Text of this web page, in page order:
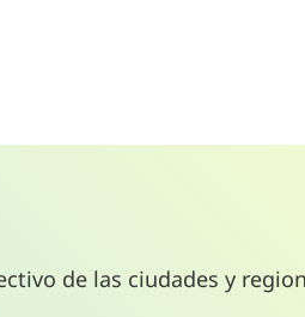
de las ciudades y